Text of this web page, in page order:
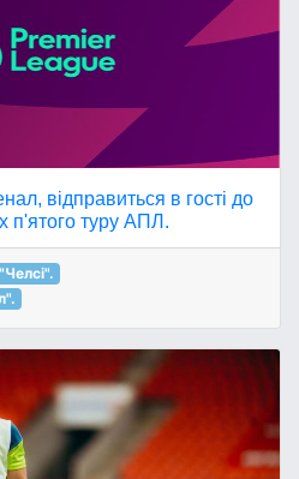
відправиться в гості до
п'ятого туру АПЛ.